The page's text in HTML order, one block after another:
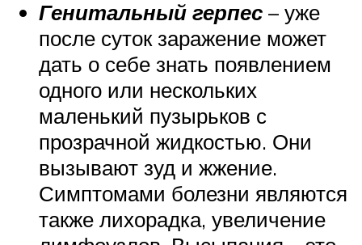
Генитальный герпес – уже
после суток заражение может
дать о себе знать появлением
одного или нескольких
маленький пузырьков с
прозрачной жидкостью. Они
вызывают зуд и жжение.
Симптомами болезни являются
также лихорадка, увеличение